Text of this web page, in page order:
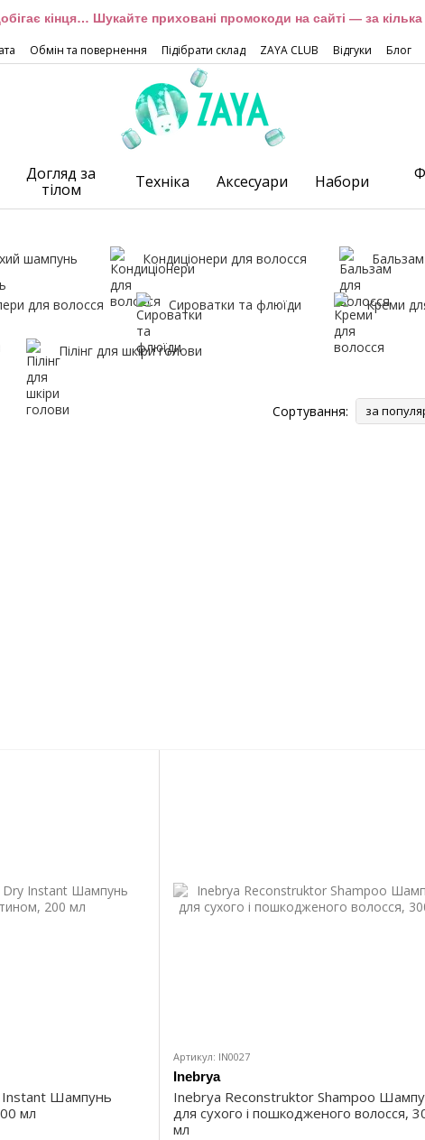
кінця… Шукайте приховані промокоди на сайті — за
Обмін та повернення Підібрати склад ZAYA CLUB Відгуки Блог
Догляд за
тілом
Техніка Аксесуари Набори
шампунь Кондиціонери для волосся
для волосся Сироватки та флюїди Креми
Пілінг для шкіри голови
Сортування: за
Instant Шампунь
мл
Артикул: IN0027
Inebrya
Inebrya Reconstruktor Shampoo
для сухого і пошкодженого волосся,
мл